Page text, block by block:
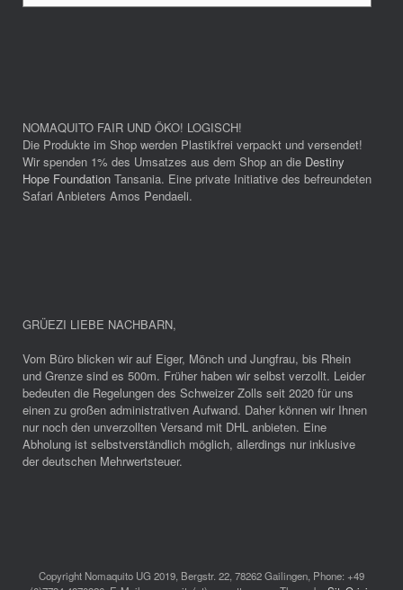
NOMAQUITO FAIR UND ÖKO! LOGISCH!
Die Produkte im Shop werden Plastikfrei verpackt und versendet!
Wir spenden 1% des Umsatzes aus dem Shop an die Destiny
Hope Foundation Tansania. Eine private Initiative des befreundeten
Safari Anbieters Amos Pendaeli.
GRÜEZI LIEBE NACHBARN,
Vom Büro blicken wir auf Eiger, Mönch und Jungfrau, bis Rhein
und Grenze sind es 500m. Früher haben wir selbst verzollt. Leider
bedeuten die Regelungen des Schweizer Zolls seit 2020 für uns
einen zu großen administrativen Aufwand. Daher können wir Ihnen
nur noch den unverzollten Versand mit DHL anbieten. Eine
Abholung ist selbstverständlich möglich, allerdings nur inklusive
der deutschen Mehrwertsteuer.
Copyright Nomaquito UG 2019, Bergstr. 22, 78262 Gailingen, Phone: +49